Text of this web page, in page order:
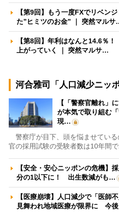
【第9回】もう一度FXでリベン
た”ヒミツのお金” ｜ 突然マル
【第8回】年利はなんと14.6％
上がっていく ｜ 突然マルサ…
河合雅司「人口減少ニッ
【「警察官離れ」
が本気で取り組む
現…
警察庁が目下、頭を悩ませてい
官の採用試験の受験者数は10年間
【安全・安心ニッポンの危機】
分の1以下に！ 出生数減がも…
【医療崩壊】人口減少で「医師
見舞われ地域医療が限界に 今